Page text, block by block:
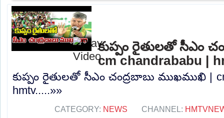
కుప్పం రైతులతో సీఎం
cm chandrababu |
కుప్పం రైతులతో సీఎం చంద్రబాబు ముఖముఖి |
hmtv.....»»
CATEGORY: NEWS CHANNEL: